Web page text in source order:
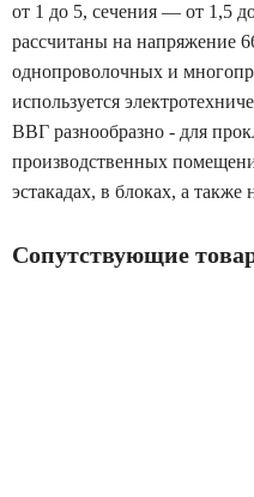
от 1 до 5, сечения — от 1,5
рассчитаны на напряжение
однопроволочных и
используется
ВВГ разнообразно - для
производственных
эстакадах, в блоках, а также
Сопутствующие